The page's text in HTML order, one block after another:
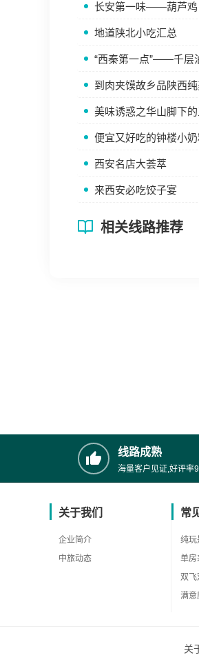
长安第一味——葫芦鸡
地道陕北小吃汇总
“西秦第一点”——千层
到肉夹馍故乡品陕西
美味诱惑之华山脚下
便宜又好吃的钟楼小
西安名店大荟萃
来西安必吃饺子宴
相关线路推荐
线路成熟
海量客户见证,好评率
关于我们
企业简介
中旅动态
常
纯玩
单房
双飞
满意
关